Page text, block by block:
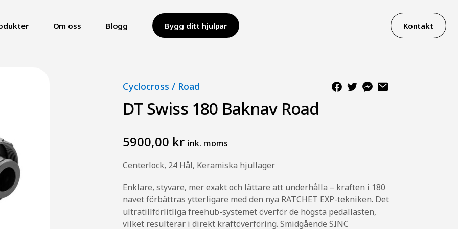
Om oss Blogg Bygg ditt hjulpar Kontakt
Cyclocross / Road
DT Swiss 180 Baknav Road
5900,00 kr ink. moms
Centerlock, 24 Hål, Keramiska hjullager
Enklare, styvare, mer exakt och lättare att underhålla – kraften i 180
navet förbättras ytterligare med den nya RATCHET EXP-tekniken. Det
ultratillförlitliga freehub-systemet överför de högsta pedallasten,
vilket resulterar i direkt kraftöverföring. Smidgående SINC